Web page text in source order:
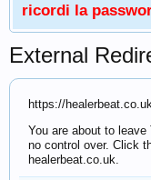
ricordi la
External
https://
You are about to
no control over. Click
healerbeat.co.uk.